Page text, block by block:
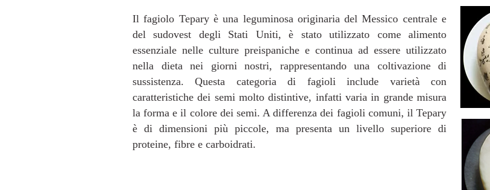
Il fagiolo Tepary è una leguminosa originaria del Messico centrale e
del sudovest degli Stati Uniti, è stato utilizzato come alimento
essenziale nelle culture preispaniche e continua ad essere utilizzato
nella dieta nei giorni nostri, rappresentando una coltivazione di
sussistenza. Questa categoria di fagioli include varietà con
caratteristiche dei semi molto distintive, infatti varia in grande misura
la forma e il colore dei semi. A differenza dei fagioli comuni, il Tepary
è di dimensioni più piccole, ma presenta un livello superiore di
proteine, fibre e carboidrati.